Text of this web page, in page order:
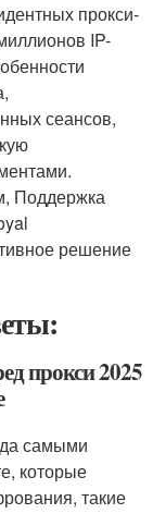
прокси-
IP-
сеансов,
Поддержка
решение
прокси 2025
самыми
которые
такие